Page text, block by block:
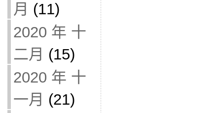
月 (11)
2020 年 十
二月 (15)
2020 年 十
一月 (21)